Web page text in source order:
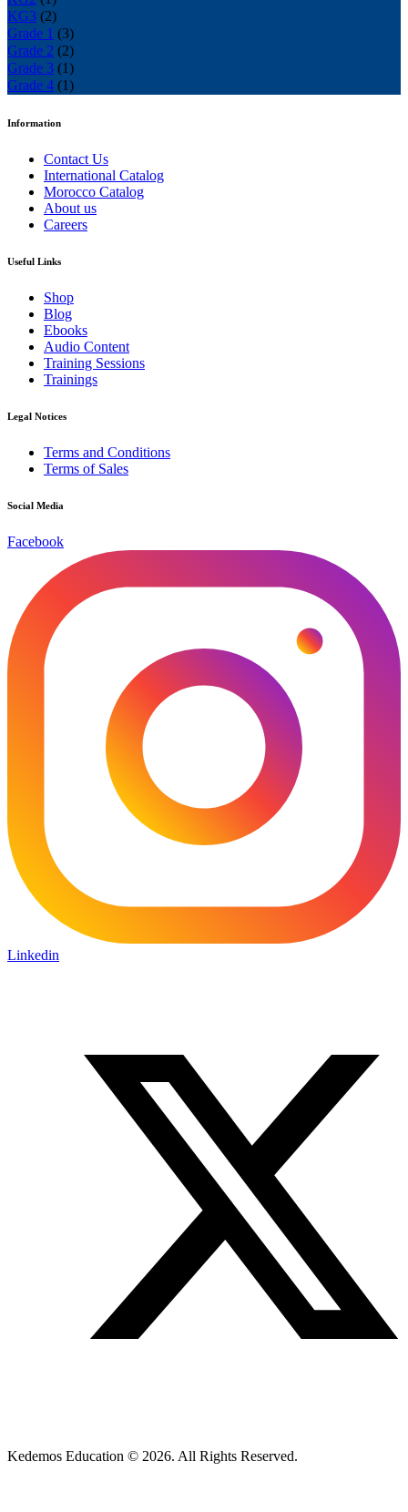
KG3 (2)
Grade 1 (3)
Grade 2 (2)
Grade 3 (1)
Grade 4 (1)
Information
Contact Us
International Catalog
Morocco Catalog
About us
Careers
Useful Links
Shop
Blog
Ebooks
Audio Content
Training Sessions
Trainings
Legal Notices
Terms and Conditions
Terms of Sales
Social Media
Facebook
Linkedin
Kedemos Education © 2026. All Rights Reserved.